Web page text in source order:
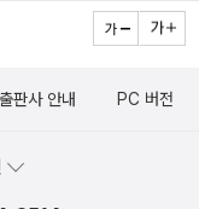
출판사 안내 PC 버전